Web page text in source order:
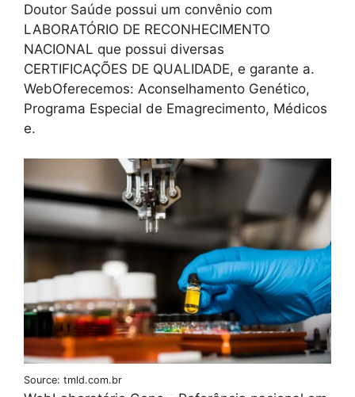
Doutor Saúde possui um convênio com
LABORATÓRIO DE RECONHECIMENTO
NACIONAL que possui diversas
CERTIFICAÇÕES DE QUALIDADE, e garante a.
WebOferecemos: Aconselhamento Genético,
Programa Especial de Emagrecimento, Médicos
e.
Source: tmld.com.br